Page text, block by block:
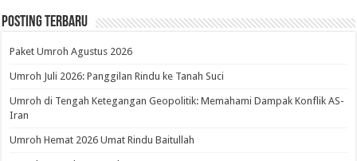
Posting Terbaru
Paket Umroh Agustus 2026
Umroh Juli 2026: Panggilan Rindu ke Tanah Suci
Umroh di Tengah Ketegangan Geopolitik: Memahami Dampak Konflik AS-
Iran
Umroh Hemat 2026 Umat Rindu Baitullah